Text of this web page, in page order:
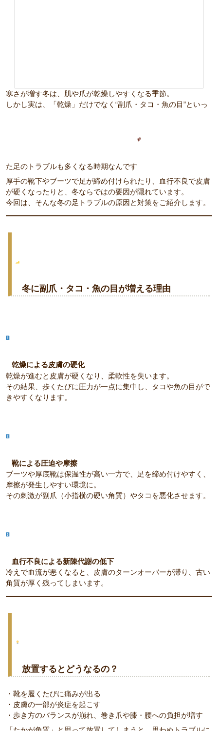
寒さが増す冬は、肌や爪が乾燥しやすくなる季節。
しかし実は、「乾燥」だけでなく“副爪・タコ・魚の目”といっ
た足のトラブルも多くなる時期なんです
厚手の靴下やブーツで足が締め付けられたり、血行不良で皮膚
が硬くなったりと、冬ならではの要因が隠れています。
今回は、そんな冬の足トラブルの原因と対策をご紹介します。
冬に副爪・タコ・魚の目が増える理由
乾燥による皮膚の硬化
乾燥が進むと皮膚が硬くなり、柔軟性を失います。
その結果、歩くたびに圧力が一点に集中し、タコや魚の目がで
きやすくなります。
靴による圧迫や摩擦
ブーツや厚底靴は保温性が高い一方で、足を締め付けやすく、
摩擦が発生しやすい環境に。
その刺激が副爪（小指横の硬い角質）やタコを悪化させます。
血行不良による新陳代謝の低下
冷えで血流が悪くなると、皮膚のターンオーバーが滞り、古い
角質が厚く残ってしまいます。
放置するとどうなるの？
・靴を履くたびに痛みが出る
・皮膚の一部が炎症を起こす
・歩き方のバランスが崩れ、巻き爪や膝・腰への負担が増す